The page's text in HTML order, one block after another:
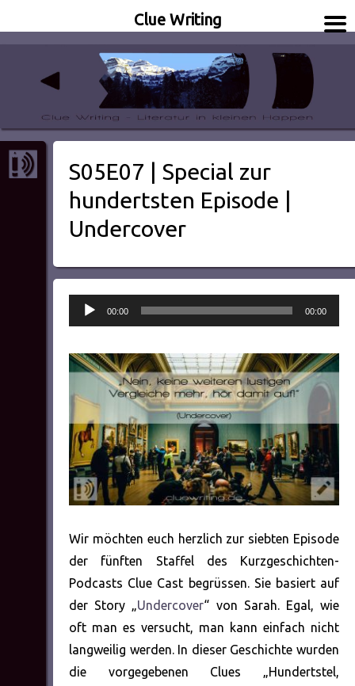
Clue Writing
Literatur in kleinen Happen
S05E07 | Special zur
hundertsten Episode |
Undercover
Audio-
Player
00:00 00:00
Wir möchten euch herzlich zur siebten Episode
der fünften Staffel des Kurzgeschichten-
Podcasts Clue Cast begrüssen. Sie basiert auf
der Story „Undercover“ von Sarah. Egal, wie
oft man es versucht, man kann einfach nicht
langweilig werden. In dieser Geschichte wurden
die vorgegebenen Clues „Hundertstel,
Clue Writing